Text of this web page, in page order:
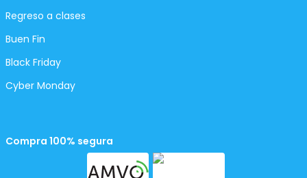
Regreso a clases
Buen Fin
Black Friday
Cyber Monday
Compra 100% segura